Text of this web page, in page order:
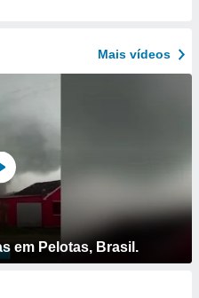
Mais vídeos
em Pelotas, Brasil.